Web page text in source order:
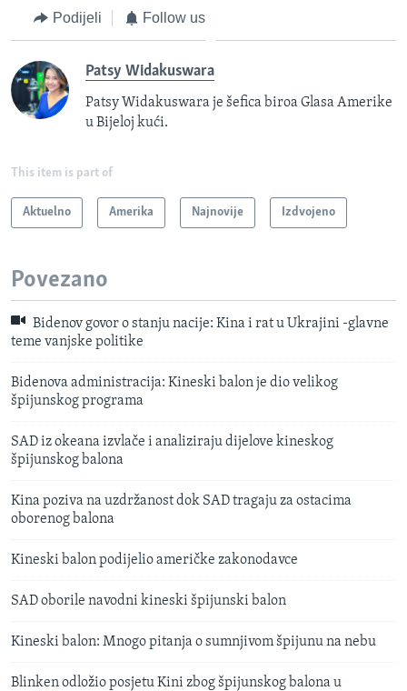
Podijeli Follow us
Patsy Widakuswara
Patsy Widakuswara je šefica biroa Glasa Amerike
u Bijeloj kući.
This item is part of
Aktuelno Amerika Najnovije Izdvojeno
Povezano
Bidenov govor o stanju nacije: Kina i rat u Ukrajini -glavne
teme vanjske politike
Bidenova administracija: Kineski balon je dio velikog
špijunskog programa
SAD iz okeana izvlače i analiziraju dijelove kineskog
špijunskog balona
Kina poziva na uzdržanost dok SAD tragaju za ostacima
oborenog balona
Kineski balon podijelio američke zakonodavce
SAD oborile navodni kineski špijunski balon
Kineski balon: Mnogo pitanja o sumnjivom špijunu na nebu
Blinken odložio posjetu Kini zbog špijunskog balona u